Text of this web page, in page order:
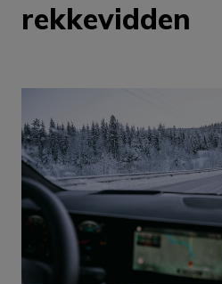
rekkevidden